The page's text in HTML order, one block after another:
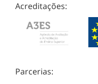
Acreditações:
Parcerias: